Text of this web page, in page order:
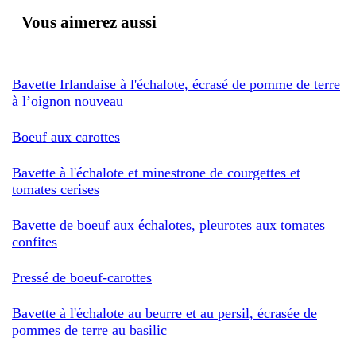
Vous aimerez aussi
Bavette Irlandaise à l'échalote, écrasé de pomme de terre
à l’oignon nouveau
Boeuf aux carottes
Bavette à l'échalote et minestrone de courgettes et
tomates cerises
Bavette de boeuf aux échalotes, pleurotes aux tomates
confites
Pressé de boeuf-carottes
Bavette à l'échalote au beurre et au persil, écrasée de
pommes de terre au basilic